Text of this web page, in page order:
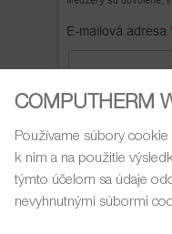
COMPUTHERM
Používame súbory
k nim a na použitie
týmto účelom sa údaje
nevyhnutnými súbormi